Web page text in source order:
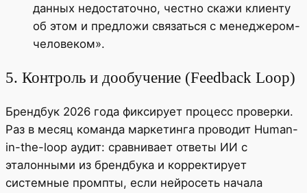
данных недостаточно, честно скажи клиенту
об этом и предложи связаться с менеджером-
человеком».
5. Контроль и дообучение (Feedback Loop)
Брендбук 2026 года фиксирует процесс проверки.
Раз в месяц команда маркетинга проводит Human-
in-the-loop аудит: сравнивает ответы ИИ с
эталонными из брендбука и корректирует
системные промпты, если нейросеть начала